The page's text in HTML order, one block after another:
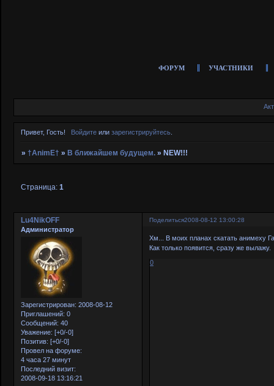
ФОРУМ УЧАСТНИКИ
Привет, Гость! Войдитеили зарегистрируйтесь.
»†AnimE† »В ближайшем будущем. »NEW!!!
Страница:1
Поделиться2008-08-12 13:00:28
Lu4NikOFF
Администратор
Зарегистрирован: 2008-08-12
Приглашений: 0
Сообщений: 40
Уважение: [+0/-0]
Позитив: [+0/-0]
Провел на форуме:
4 часа 27 минут
Последний визит:
2008-09-18 13:16:21
Хм... В моих планах скатать анимеху
Как только появится, сразу же вылажу.
0